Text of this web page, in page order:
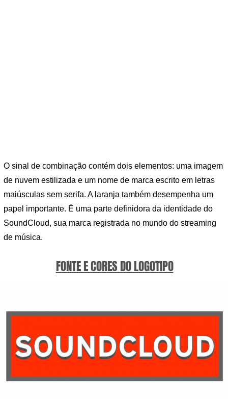
O sinal de combinação contém dois elementos: uma imagem
de nuvem estilizada e um nome de marca escrito em letras
maiúsculas sem serifa. A laranja também desempenha um
papel importante. É uma parte definidora da identidade do
SoundCloud, sua marca registrada no mundo do streaming
de música.
FONTE E CORES DO LOGOTIPO